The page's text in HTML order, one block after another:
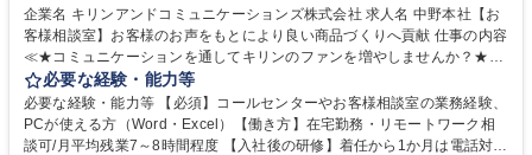
企業名 キリンアンドコミュニケーションズ株式会社 求人名 中野本社【お
客様相談室】お客様のお声をもとにより良い商品づくりへ貢献 仕事の内容
≪★コミュニケーションを通してキリンのファンを増やしませんか？★≫
お客様のお声をより良い商品づくりに活かしていく上で、窓口となるお客
様相談室でのお仕事です。 日々お客様からいただくキリングループへのご
意見を、企業活動に活かしています。お客様からの声に迅速かつ誠意をも
って対応、情報提供するとともにグループ内活動に反映しています。 【具
必要な経験・能力等
必要な経験・能力等 【必須】コールセンターやお客様相談室の業務経験、
PCが使える方（Word・Excel）【働き方】在宅勤務・リモートワーク相
談可/月平均残業7～8時間程度 【入社後の研修】着任から1か月は電話対応